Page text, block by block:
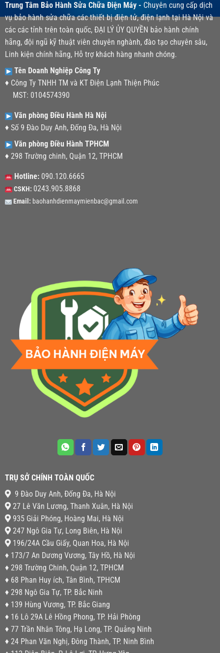
Trung Tâm Bảo Hành Sửa Chữa Điện Máy - Chuyên cung cấp dịch
vụ bảo hành sửa chữa các thiết bị điện tử, điện lạnh tại Hà Nội và
các các tỉnh trên toàn quốc, ĐẠI LÝ ỦY QUYỀN bảo hành chính
hãng, đội ngũ kỹ thuật viên chuyên nghành, đào tạo chuyên sâu,
Linh kiện chính hãng, Hỗ trợ khách hàng nhanh chóng.
Tên Doanh Nghiệp Công Ty
♦ Công Ty TNHH TM và KT Điện Lạnh Thiện Phúc
MST: 0104574390
Văn phòng Điều Hành Hà Nội
♦ Số 9 Đào Duy Anh, Đống Đa, Hà Nội
Văn phòng Điều Hành TPHCM
♦ 298 Trường chinh, Quận 12, TPHCM
Hotline:090.120.6665
CSKH: 0243.905.8868
Email: baohanhdienmaymienbac@gmail.com
TRỤ SỞ CHÍNH TOÀN QUỐC
9 Đào Duy Anh, Đống Đa, Hà Nội
27 Lê Văn Lương, Thanh Xuân, Hà Nội
935 Giải Phóng, Hoàng Mai, Hà Nội
247 Ngô Gia Tự, Long Biên, Hà Nội
196/24A Cầu Giấy, Quan Hoa, Hà Nội
♦ 173/7 An Dương Vương, Tây Hồ, Hà Nội
♦ 298 Trường Chinh, Quận 12, TPHCM
♦ 68 Phan Huy ích, Tân Bình, TPHCM
♦ 298 Ngô Gia Tự, TP. Bắc Ninh
♦ 139 Hùng Vương, TP. Bắc Giang
♦ 16 Lô 29A Lê Hồng Phong, TP. Hải Phòng
♦ 77 Trần Nhân Tông, Hạ Long, TP. Quảng Ninh
♦ 24 Phan Văn Nghị, Đông Thành, TP. Ninh Bình